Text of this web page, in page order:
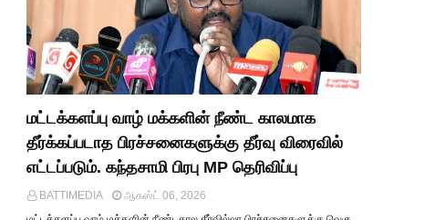
மட்டக்களப்பு வாழ் மக்களின் நீண்ட காலமாக
தீர்க்கப்படாத பிரச்சனைகளுக்கு தீர்வு விரைவில்
எட்டப்படும். கந்தசாமி பிரபு MP தெரிவிப்பு
BATTIMEDIA
ஆகஸ்ட் 06, 2026